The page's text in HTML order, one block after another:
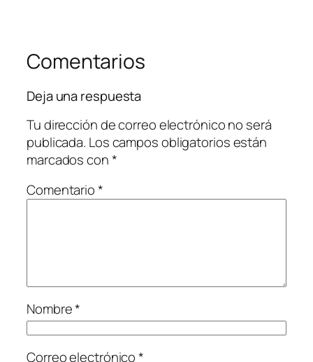
Comentarios
Deja una respuesta
Tu dirección de correo electrónico no será
publicada. Los campos obligatorios están
marcados con*
Comentario*
Nombre*
Correo electrónico*